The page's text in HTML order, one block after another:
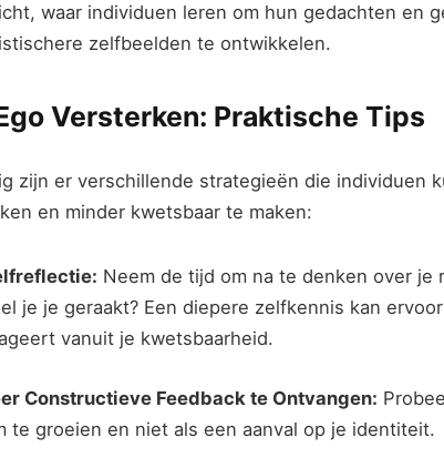
waar individuen leren om hun gedachten en
zelfbeelden te ontwikkelen.
Versterken: Praktische Tips
zijn er verschillende strategieën die individuen
en minder kwetsbaar te maken:
Neem de tijd om na te denken over je
je je geraakt? Een diepere zelfkennis kan
vanuit je kwetsbaarheid.
Constructieve Feedback te Ontvangen:
te groeien en niet als een aanval op je identiteit.